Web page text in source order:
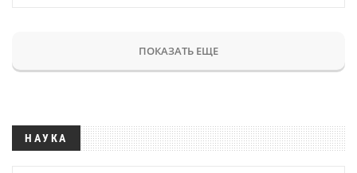
ПОКАЗАТЬ ЕЩЕ
НАУКА